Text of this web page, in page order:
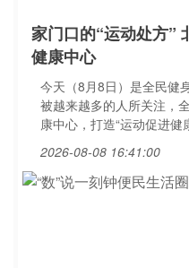
家门口的“运动处方”
健康中心
今天（8月8日）是全民健
被越来越多的人所关注，
康中心，打造“运动促进健
2026-08-08 16:41:00